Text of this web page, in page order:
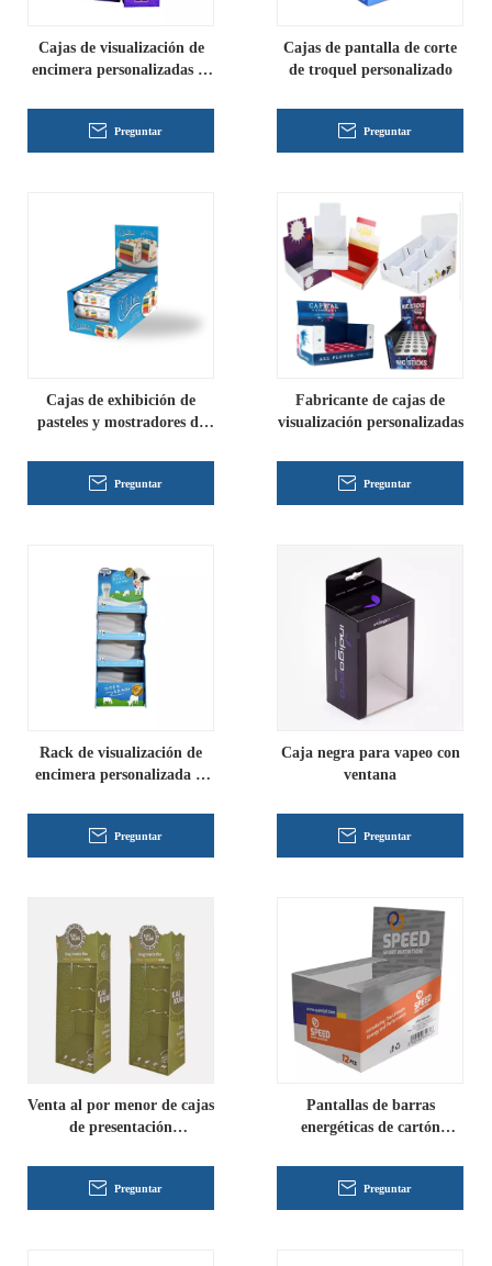
Cajas de visualización de
encimera personalizadas al
Preguntar
Cajas de pantalla de corte
de troquel personalizado
Preguntar
Cajas de exhibición de
pasteles y mostradores de
Preguntar
Fabricante de cajas de
visualización personalizadas
Preguntar
Rack de visualización de
encimera personalizada al
Preguntar
Caja negra para vapeo con
ventana
Preguntar
Venta al por menor de cajas
de presentación
mayor
Preguntar
Pantallas de barras
energéticas de cartón
Preguntar